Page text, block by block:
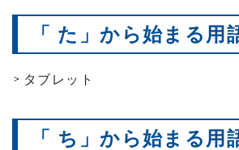
「 た」から始まる用
タブレット
「 ち」から始まる用